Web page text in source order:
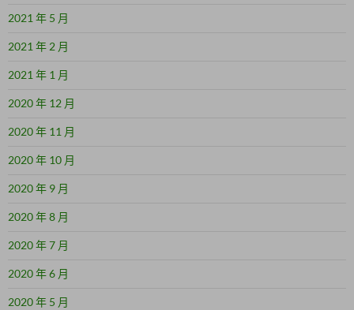
2021 年 5 月
2021 年 2 月
2021 年 1 月
2020 年 12 月
2020 年 11 月
2020 年 10 月
2020 年 9 月
2020 年 8 月
2020 年 7 月
2020 年 6 月
2020 年 5 月